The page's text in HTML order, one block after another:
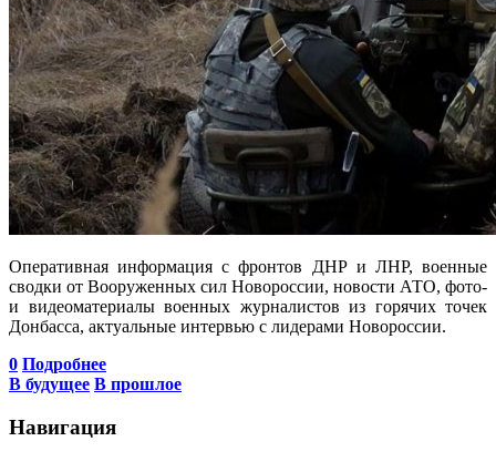
Оперативная информация с фронтов ДНР и ЛНР, военные
сводки от Вооруженных сил Новороссии, новости АТО, фото-
и видеоматериалы военных журналистов из горячих точек
Донбасса, актуальные интервью с лидерами Новороссии.
0 Подробнее
В будущее В прошлое
Навигация